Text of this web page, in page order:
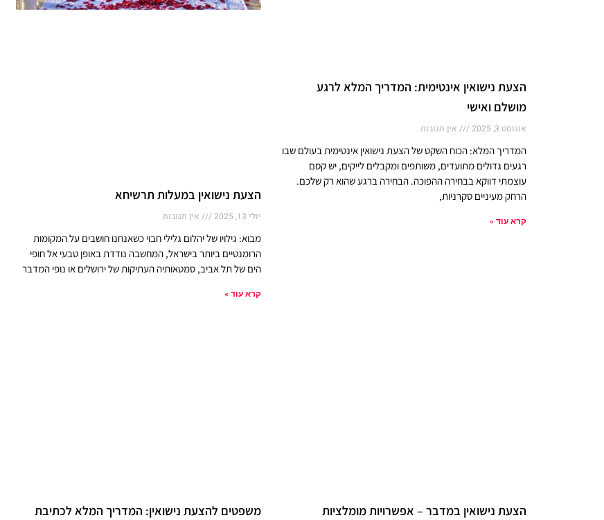
הצעת נישואין אינטימית: המדריך המלא לרגע
מושלם ואישי
אוגוסט 3, 2025 אין תגובות
המדריך המלא: הכוח השקט של הצעת נישואין אינטימית בעולם שבו
רגעים גדולים מתועדים, משותפים ומקבלים לייקים, יש קסם
עוצמתי דווקא בבחירה ההפוכה. הבחירה ברגע שהוא רק שלכם.
הרחק מעיניים סקרניות,
קרא עוד »
הצעת נישואין במעלות תרשיחא
יולי 13, 2025 אין תגובות
מבוא: גילויו של יהלום גלילי חבוי כשאנחנו חושבים על המקומות
הרומנטיים ביותר בישראל, המחשבה נודדת באופן טבעי אל חופי
הים של תל אביב, סמטאותיה העתיקות של ירושלים או נופי המדבר
קרא עוד »
הצעת נישואין במדבר – אפשרויות מומלציות
משפטים להצעת נישואין: המדריך המלא לכתיבת